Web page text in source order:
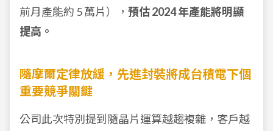
前月產能約 5 萬片）， 預估 2024 年產能將明顯
提高。
隨摩爾定律放緩，先進封裝將成台積電下個
重要競爭關鍵
公司此次特別提到隨晶片運算越趨複雜，客戶越